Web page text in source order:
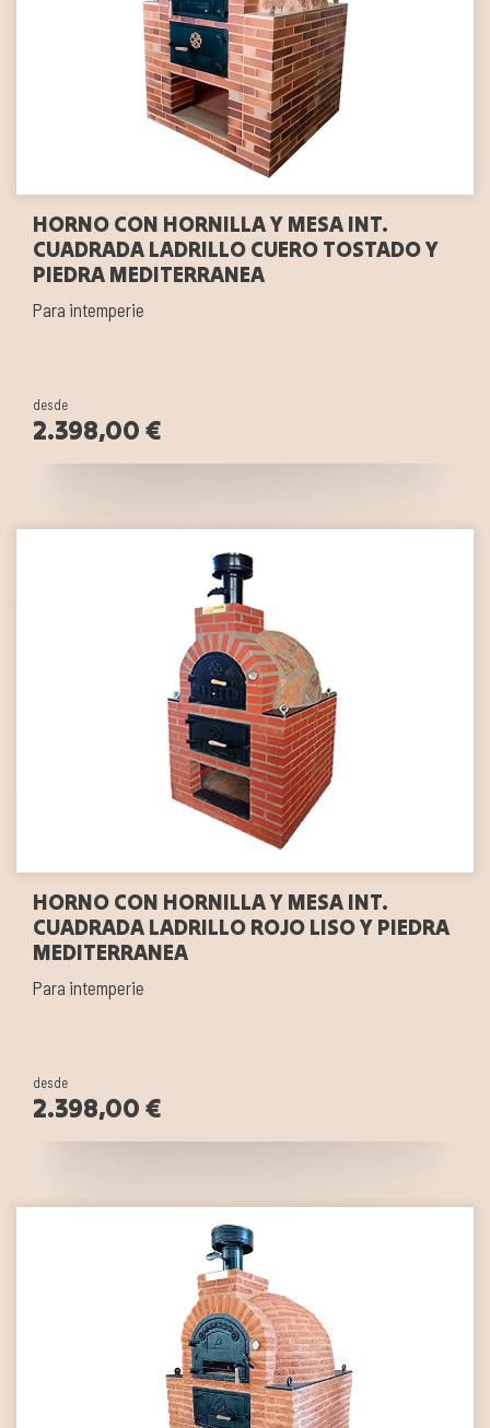
HORNO CON HORNILLA Y MESA INT.
CUADRADA LADRILLO CUERO TOSTADO Y
PIEDRA MEDITERRANEA
Para intemperie
desde
2.398,00 €
HORNO CON HORNILLA Y MESA INT.
CUADRADA LADRILLO ROJO LISO Y PIEDRA
MEDITERRANEA
Para intemperie
desde
2.398,00 €